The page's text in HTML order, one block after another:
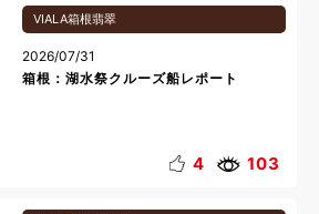
VIALA箱根翡翠
2026/07/31
箱根：湖水祭クルーズ船レポート
4 103